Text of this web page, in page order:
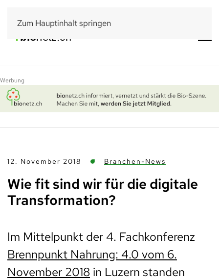
Zum Hauptinhalt springen
Werbung
12. November 2018 Branchen-News
Wie fit sind wir für die digitale
Transformation?
Im Mittelpunkt der 4. Fachkonferenz
Brennpunkt Nahrung: 4.0 vom 6.
November 2018 in Luzern standen